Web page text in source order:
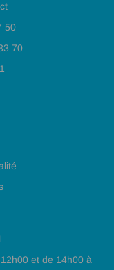
50
70
et de 14h00 à